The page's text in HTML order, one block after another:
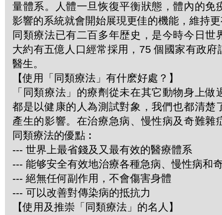
量體系。人體一旦恢復平衡狀態，體內的免
影響的系統就會開始展現更佳的機能，維持
同類療法已有二百多年歴史，是今時今日世
大約有五億人口經常採用，75 個國家有政府
醫生。
【使用「同類療法」有什麽好處？】
「同類療法」的療劑從未在其它動物身上做
都是以健康的人為測試對象，我們也都清楚
產生的影響。在治療急病、慢性病及奇難雜
同類療法的優點︰
--- 世界上最省錢及又最有效的醫療體系
--- 能够安全有效地治療各種急病、慢性病和
--- 絕無任何副作用，不會傷害身體
--- 可以改善對傳染病的抵抗力
【使用及推崇「同類療法」的名人】